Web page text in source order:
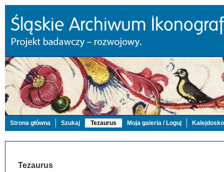
Strona główna Szukaj Tezaurus Moja galeria / Loguj
Tezaurus